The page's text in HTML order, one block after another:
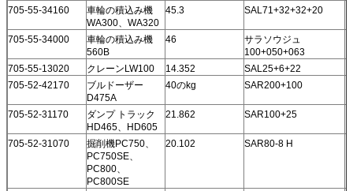
705-55-34160
車輪の積込み機
WA300、WA320
45.3 SAL71+32+32+20
705-55-34000
車輪の積込み機
560B
46
サラソウジュ
100+050+063
705-55-13020
クレーンLW100 14.352
SAL25+6+22
705-52-42170
ブルドーザー
D475A
40のkg SAR200+100
705-52-31170
ダンプ トラック
HD465、HD605
21.862 SAR100+25
705-52-31070
掘削機PC750、
PC750SE、
PC800、
PC800SE
20.102 SAR80-8 H